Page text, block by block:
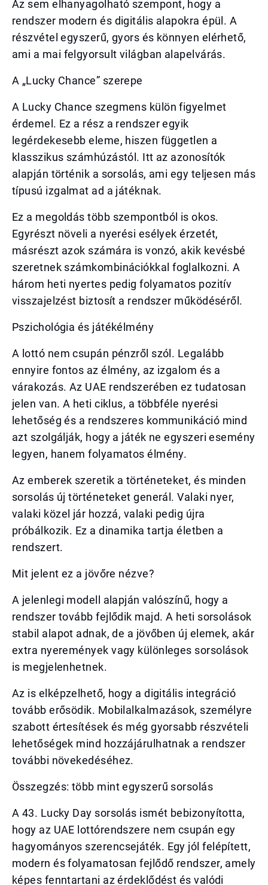
Az sem elhanyagolható szempont, hogy a
rendszer modern és digitális alapokra épül. A
részvétel egyszerű, gyors és könnyen elérhető,
ami a mai felgyorsult világban alapelvárás.
A „Lucky Chance” szerepe
A Lucky Chance szegmens külön figyelmet
érdemel. Ez a rész a rendszer egyik
legérdekesebb eleme, hiszen független a
klasszikus számhúzástól. Itt az azonosítók
alapján történik a sorsolás, ami egy teljesen más
típusú izgalmat ad a játéknak.
Ez a megoldás több szempontból is okos.
Egyrészt növeli a nyerési esélyek érzetét,
másrészt azok számára is vonzó, akik kevésbé
szeretnek számkombinációkkal foglalkozni. A
három heti nyertes pedig folyamatos pozitív
visszajelzést biztosít a rendszer működéséről.
Pszichológia és játékélmény
A lottó nem csupán pénzről szól. Legalább
ennyire fontos az élmény, az izgalom és a
várakozás. Az UAE rendszerében ez tudatosan
jelen van. A heti ciklus, a többféle nyerési
lehetőség és a rendszeres kommunikáció mind
azt szolgálják, hogy a játék ne egyszeri esemény
legyen, hanem folyamatos élmény.
Az emberek szeretik a történeteket, és minden
sorsolás új történeteket generál. Valaki nyer,
valaki közel jár hozzá, valaki pedig újra
próbálkozik. Ez a dinamika tartja életben a
rendszert.
Mit jelent ez a jövőre nézve?
A jelenlegi modell alapján valószínű, hogy a
rendszer tovább fejlődik majd. A heti sorsolások
stabil alapot adnak, de a jövőben új elemek, akár
extra nyeremények vagy különleges sorsolások
is megjelenhetnek.
Az is elképzelhető, hogy a digitális integráció
tovább erősödik. Mobilalkalmazások, személyre
szabott értesítések és még gyorsabb részvételi
lehetőségek mind hozzájárulhatnak a rendszer
további növekedéséhez.
Összegzés: több mint egyszerű sorsolás
A 43. Lucky Day sorsolás ismét bebizonyította,
hogy az UAE lottórendszere nem csupán egy
hagyományos szerencsejáték. Egy jól felépített,
modern és folyamatosan fejlődő rendszer, amely
képes fenntartani az érdeklődést és valódi